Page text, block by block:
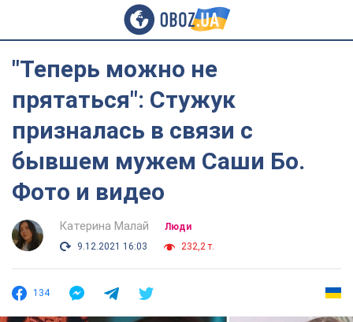
"Теперь можно не
прятаться": Стужук
призналась в связи с
бывшем мужем Саши Бо.
Фото и видео
Катерина Малай
Люди
9.12.2021 16:03
232,2 т.
134